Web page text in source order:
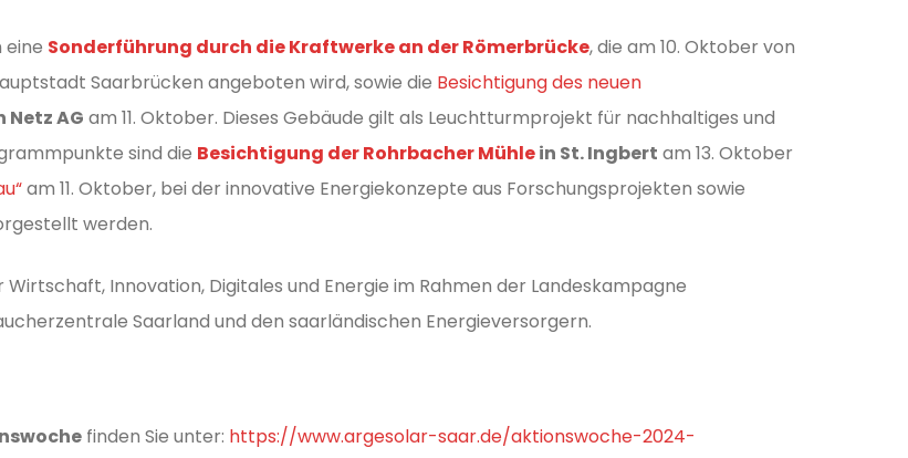
eine Sonderführung durch die Kraftwerke an der Römerbrücke, die am 10. Oktober von
Saarbrücken angeboten wird, sowie die Besichtigung des neuen
AG am 11. Oktober. Dieses Gebäude gilt als Leuchtturmprojekt für nachhaltiges und
sind die Besichtigung der Rohrbacher Mühlein St. Ingbert am 13. Oktober
am 11. Oktober, bei der innovative Energiekonzepte aus Forschungsprojekten sowie
werden.
Innovation, Digitales und Energie im Rahmen der Landeskampagne
Saarland und den saarländischen Energieversorgern.
finden Sie unter: https://www.argesolar-saar.de/aktionswoche-2024-